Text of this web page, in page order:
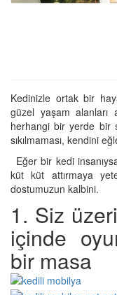
Kedinizle ortak bir
güzel yaşam alanları
herhangi bir yerde bir
sıkılmaması, kendini
Eğer bir kedi
küt küt attırmaya
dostumuzun kalbini.
1. Siz
içinde
bir masa